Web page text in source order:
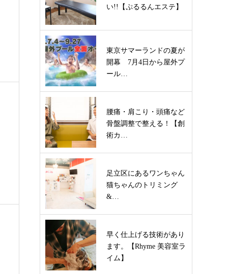
い!!【ぷるるんエステ】
東京サマーランドの夏が
開幕 7月4日から屋外プ
ール…
腰痛・肩こり・頭痛など
骨盤調整で整える！【創
術カ…
足立区にあるワンちゃん
猫ちゃんのトリミング
&…
早く仕上げる技術があり
ます。【Rhyme 美容室ラ
イム】